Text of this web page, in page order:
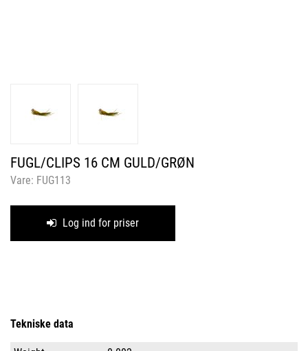
FUGL/CLIPS 16 CM GULD/GRØN
Vare: FUG113
Log ind for priser
Tekniske data